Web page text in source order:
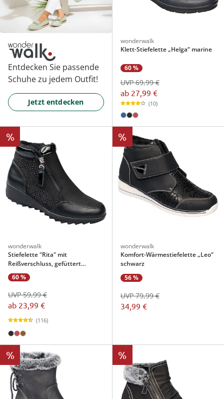
Entdecken Sie passende
Schuhe zu jedem Outfit!
Jetzt entdecken
wonderwalk
Klett-Stiefelette „Helga“ marine
60 %
ab 27,99 €
UVP 69,99 €
(10)
%
wonderwalk
Stiefelette "Rita" mit
Reißverschluss, gefüttert
schwarz
60 %
ab 23,99 €
UVP 59,99 €
(116)
%
wonderwalk
Komfort-Wärmestiefelette „Leo“
schwarz
56 %
34,99 €
UVP 79,99 €
% %